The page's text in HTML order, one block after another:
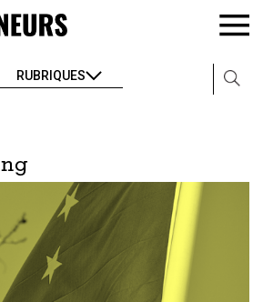
RUBRIQUES